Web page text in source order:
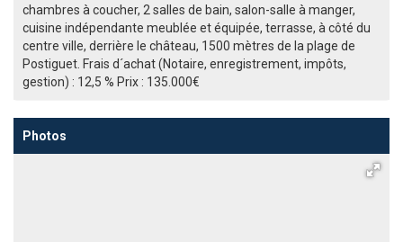
chambres à coucher, 2 salles de bain, salon-salle à manger,
cuisine indépendante meublée et équipée, terrasse, à côté du
centre ville, derrière le château, 1500 mètres de la plage de
Postiguet. Frais d´achat (Notaire, enregistrement, impôts,
gestion) : 12,5 % Prix : 135.000€
Photos